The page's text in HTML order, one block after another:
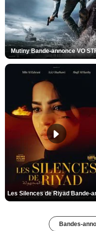
Mutiny Bande-annonce VO
Bandes-